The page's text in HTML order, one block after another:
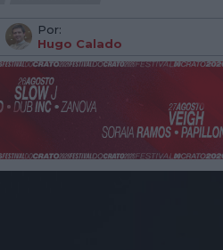
Por:
Hugo Calado